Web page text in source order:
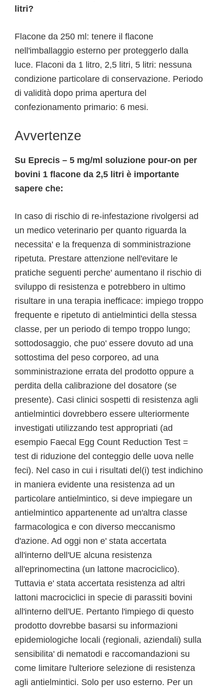
litri?
Flacone da 250 ml: tenere il flacone
nell'imballaggio esterno per proteggerlo dalla
luce. Flaconi da 1 litro, 2,5 litri, 5 litri: nessuna
condizione particolare di conservazione. Periodo
di validità dopo prima apertura del
confezionamento primario: 6 mesi.
Avvertenze
Su Eprecis – 5 mg/ml soluzione pour-on per
bovini 1 flacone da 2,5 litri è importante
sapere che:
In caso di rischio di re-infestazione rivolgersi ad
un medico veterinario per quanto riguarda la
necessita' e la frequenza di somministrazione
ripetuta. Prestare attenzione nell'evitare le
pratiche seguenti perche' aumentano il rischio di
sviluppo di resistenza e potrebbero in ultimo
risultare in una terapia inefficace: impiego troppo
frequente e ripetuto di antielmintici della stessa
classe, per un periodo di tempo troppo lungo;
sottodosaggio, che puo' essere dovuto ad una
sottostima del peso corporeo, ad una
somministrazione errata del prodotto oppure a
perdita della calibrazione del dosatore (se
presente). Casi clinici sospetti di resistenza agli
antielmintici dovrebbero essere ulteriormente
investigati utilizzando test appropriati (ad
esempio Faecal Egg Count Reduction Test =
test di riduzione del conteggio delle uova nelle
feci). Nel caso in cui i risultati del(i) test indichino
in maniera evidente una resistenza ad un
particolare antielmintico, si deve impiegare un
antielmintico appartenente ad un'altra classe
farmacologica e con diverso meccanismo
d'azione. Ad oggi non e' stata accertata
all'interno dell'UE alcuna resistenza
all'eprinomectina (un lattone macrociclico).
Tuttavia e' stata accertata resistenza ad altri
lattoni macrociclici in specie di parassiti bovini
all'interno dell'UE. Pertanto l'impiego di questo
prodotto dovrebbe basarsi su informazioni
epidemiologiche locali (regionali, aziendali) sulla
sensibilita' di nematodi e raccomandazioni su
come limitare l'ulteriore selezione di resistenza
agli antielmintici. Solo per uso esterno. Per un